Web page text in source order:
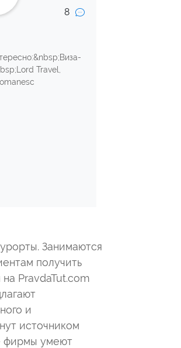
8
Travel,
Занимаются
получить
PravdaTut.com
и
источником
фирмы умеют